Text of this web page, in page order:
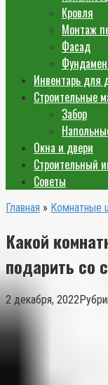
Кровля
Монтаж
Фасад
Инвентарь для
Строительные
Забор
Окна и двери
Строительный
Советы
Главная » Комнатные
Какой
подарить
2 декабря, 2022